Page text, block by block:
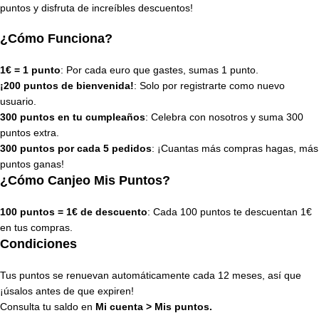
puntos y disfruta de increíbles descuentos!
¿Cómo Funciona?
1€ = 1 punto: Por cada euro que gastes, sumas 1 punto.
¡200 puntos de bienvenida!: Solo por registrarte como nuevo
usuario.
300 puntos en tu cumpleaños: Celebra con nosotros y suma 300
puntos extra.
300 puntos por cada 5 pedidos: ¡Cuantas más compras hagas, más
puntos ganas!
¿Cómo Canjeo Mis Puntos?
100 puntos = 1€ de descuento: Cada 100 puntos te descuentan 1€
en tus compras.
Condiciones
Tus puntos se renuevan automáticamente cada 12 meses, así que
¡úsalos antes de que expiren!
Consulta tu saldo en Mi cuenta > Mis puntos.